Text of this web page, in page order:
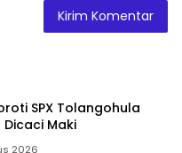
SPX Tolangohula
Dicaci Maki
2026